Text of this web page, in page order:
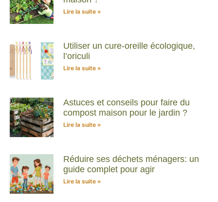
Lire la suite »
Utiliser un cure-oreille écologique,
l’oriculi
Lire la suite »
Astuces et conseils pour faire du
compost maison pour le jardin ?
Lire la suite »
Réduire ses déchets ménagers: un
guide complet pour agir
Lire la suite »